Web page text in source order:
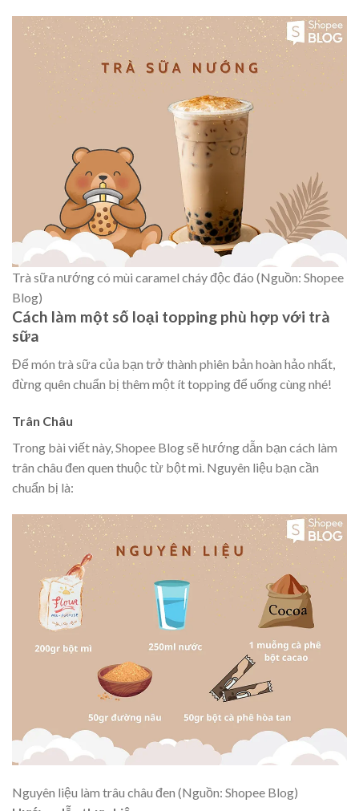
Trà sữa nướng có mùi caramel cháy độc đáo (Nguồn: Shopee
Blog)
Cách làm một số loại topping phù hợp với trà
sữa
Để món trà sữa của bạn trở thành phiên bản hoàn hảo nhất,
đừng quên chuẩn bị thêm một ít topping để uống cùng nhé!
Trân Châu
Trong bài viết này, Shopee Blog sẽ hướng dẫn bạn cách làm
trân châu đen quen thuộc từ bột mì. Nguyên liệu bạn cần
chuẩn bị là:
Nguyên liệu làm trâu châu đen (Nguồn: Shopee Blog)